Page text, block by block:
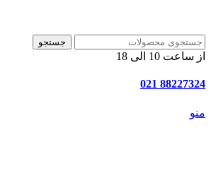
جستجو
از ساعت 10 الی 18
88227324 021
منو